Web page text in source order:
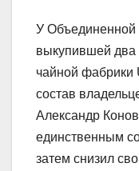
У Объединенной
выкупившей
чайной фабрики
состав
Александр
единственным
затем снизил